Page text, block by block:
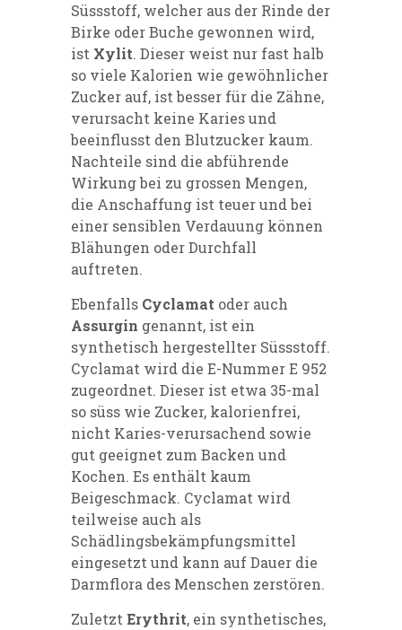
Süssstoff, welcher aus der Rinde der
Birke oder Buche gewonnen wird,
ist Xylit. Dieser weist nur fast halb
so viele Kalorien wie gewöhnlicher
Zucker auf, ist besser für die Zähne,
verursacht keine Karies und
beeinflusst den Blutzucker kaum.
Nachteile sind die abführende
Wirkung bei zu grossen Mengen,
die Anschaffung ist teuer und bei
einer sensiblen Verdauung können
Blähungen oder Durchfall
auftreten.
Ebenfalls Cyclamat oder auch
Assurgin genannt, ist ein
synthetisch hergestellter Süssstoff.
Cyclamat wird die E-Nummer E 952
zugeordnet. Dieser ist etwa 35-mal
so süss wie Zucker, kalorienfrei,
nicht Karies-verursachend sowie
gut geeignet zum Backen und
Kochen. Es enthält kaum
Beigeschmack. Cyclamat wird
teilweise auch als
Schädlingsbekämpfungsmittel
eingesetzt und kann auf Dauer die
Darmflora des Menschen zerstören.
ZuletztErythrit, ein synthetisches,